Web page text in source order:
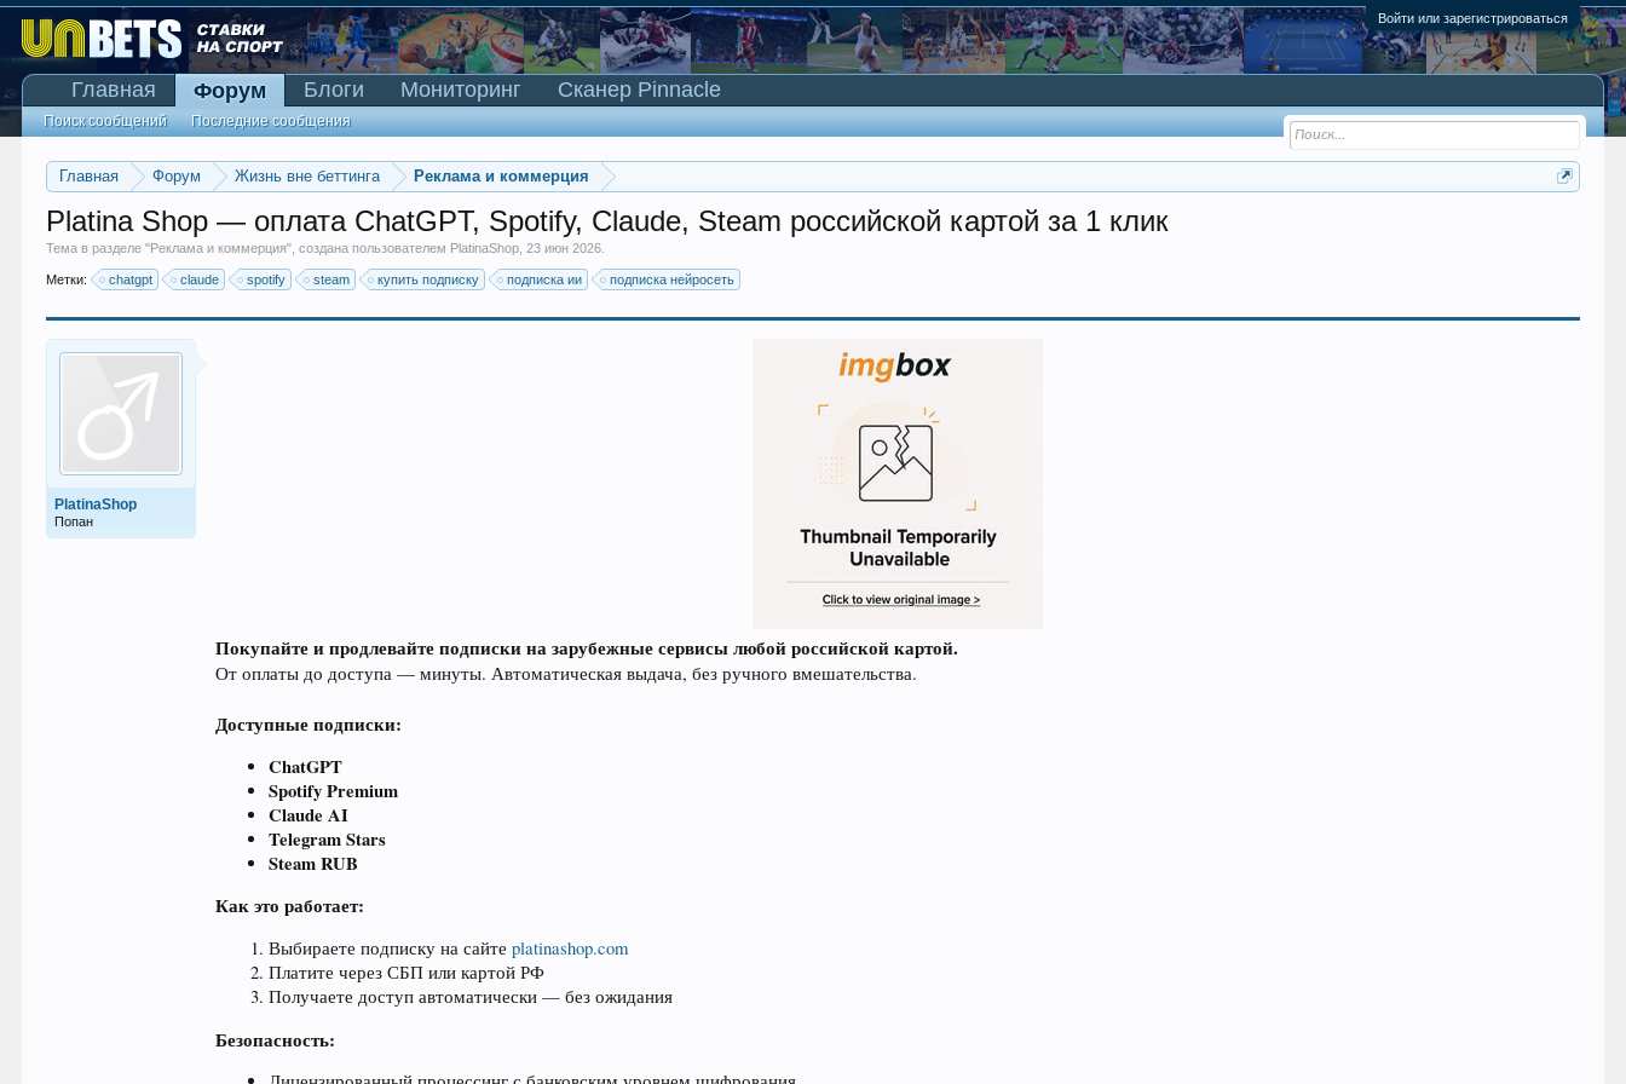
Войти или зарегистрироваться
Главная Форум Жизнь вне беттинга Реклама и коммерция
Platina Shop — оплата ChatGPT, Spotify, Claude, Steam российской картой за 1 клик
Тема в разделе "Реклама и коммерция", создана пользователем PlatinaShop ,23 июн 2026
Метки: chatgpt claude spotify steam купить подписку подписка ии подписка нейросеть
PlatinaShop
Попан
Покупайте и продлевайте подписки на зарубежные сервисы любой российской картой.
От оплаты до доступа — минуты. Автоматическая выдача, без ручного вмешательства.
Доступные подписки:
ChatGPT
Spotify Premium
Claude AI
Telegram Stars
Steam RUB
Как это работает:
Выбираете подписку на сайтеplatinashop.com
Платите через СБП или картой РФ
Получаете доступ автоматически — без ожидания
Безопасность:
Главная Форум
Поиск сообщений Последние сообщения
Блоги Мониторинг Сканер Pinnacle